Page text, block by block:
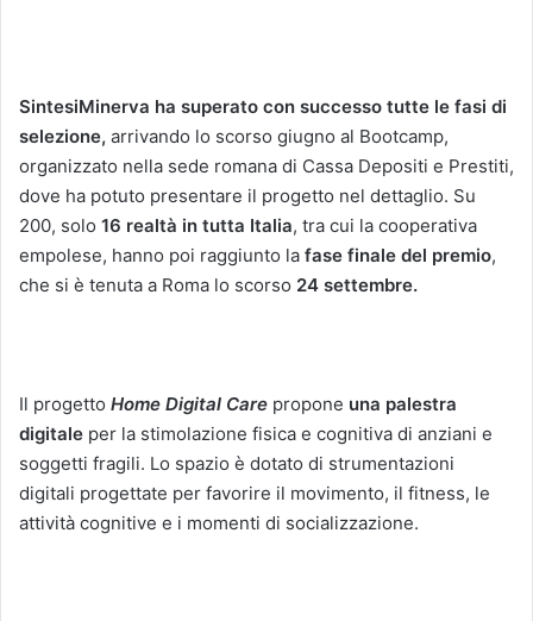
SintesiMinerva ha superato con successo tutte le fasi di
selezione, arrivando lo scorso giugno al Bootcamp,
organizzato nella sede romana di Cassa Depositi e Prestiti,
dove ha potuto presentare il progetto nel dettaglio. Su
200, solo 16 realtà in tutta Italia, tra cui la cooperativa
empolese, hanno poi raggiunto la fase finale del premio,
che si è tenuta a Roma lo scorso 24 settembre.
Il progetto Home Digital Care propone una palestra
digitale per la stimolazione fisica e cognitiva di anziani e
soggetti fragili. Lo spazio è dotato di strumentazioni
digitali progettate per favorire il movimento, il fitness, le
attività cognitive e i momenti di socializzazione.